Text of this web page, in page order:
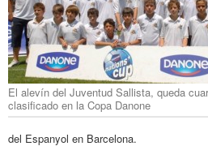
El alevín del Juventud Sallista, queda
clasificado en la Copa Danone
del Espanyol en Barcelona.